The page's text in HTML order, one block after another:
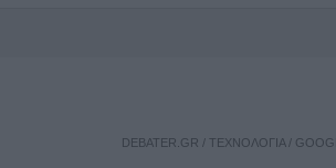
DEBATER.GR / ΤΕΧΝΟΛΟΓΙΑ/